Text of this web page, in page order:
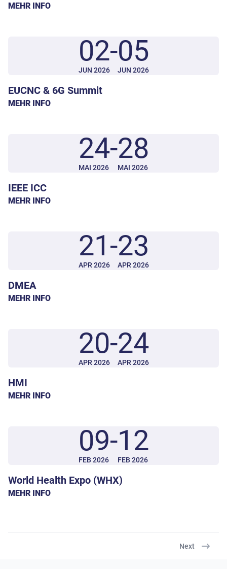
MEHR INFO
02
JUN 2026
-05
JUN 2026
EUCNC & 6G Summit
MEHR INFO
24
MAI 2026
-28
MAI 2026
IEEE ICC
MEHR INFO
21
APR 2026
-23
APR 2026
DMEA
MEHR INFO
20
APR 2026
-24
APR 2026
HMI
MEHR INFO
09
FEB 2026
-12
FEB 2026
World Health Expo (WHX)
MEHR INFO
Next